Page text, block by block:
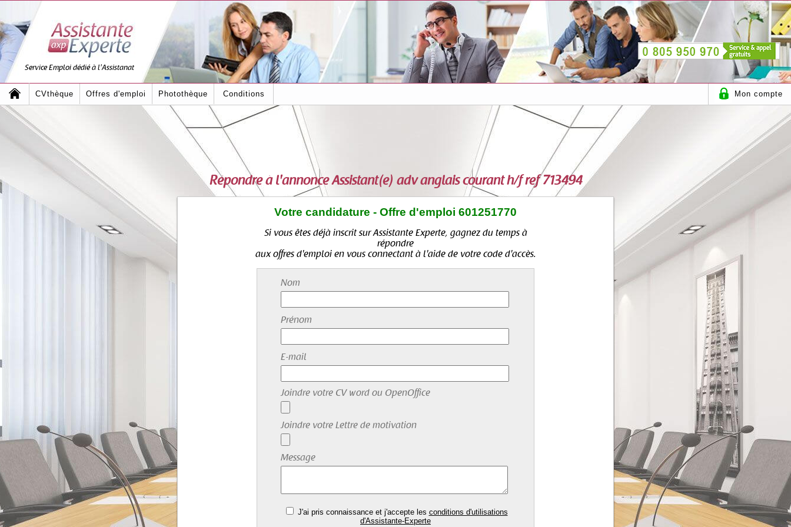
Service Emploi dédié à l'Assistanat
CVthèque Offres d'emploi Photothèque Conditions Mon compte
Répondre à l'annonceAssistant(e) adv anglais courant h/f ref 713494
Votre candidature - Offre d'emploi 601251770
Si vous êtes déjà inscrit sur Assistante Experte, gagnez du temps à
répondre
aux offres d'emploi en vous connectant à l'aide de votre code d'accès.
Nom
Prénom
E-mail
Joindre votre CV word ou OpenOffice
Joindre votre Lettre de motivation
Message
J'ai pris connaissance et j'accepte les conditions d'utilisations
d'Assistante-Experte